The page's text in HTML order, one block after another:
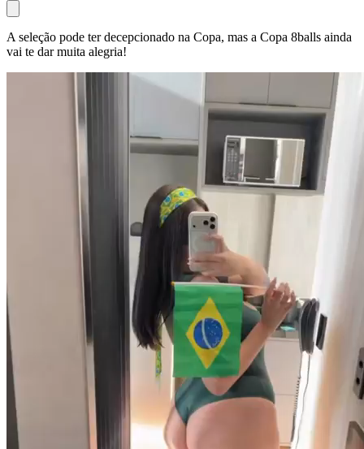
A seleção pode ter decepcionado na Copa, mas a Copa 8balls ainda
vai te dar muita alegria!